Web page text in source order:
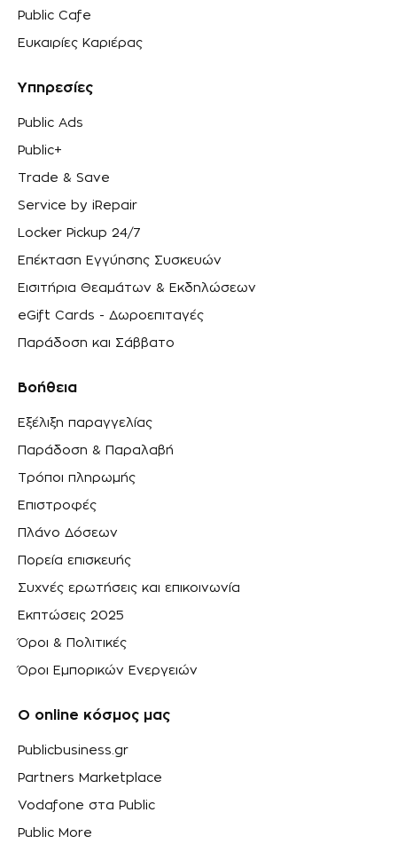
Public Cafe
Ευκαιρίες Καριέρας
Υπηρεσίες
Public Ads
Public+
Trade & Save
Service by iRepair
Locker Pickup 24/7
Επέκταση Εγγύησης Συσκευών
Εισιτήρια Θεαμάτων & Εκδηλώσεων
eGift Cards - Δωροεπιταγές
Παράδοση και Σάββατο
Βοήθεια
Εξέλιξη παραγγελίας
Παράδοση & Παραλαβή
Τρόποι πληρωμής
Επιστροφές
Πλάνο Δόσεων
Πορεία επισκευής
Συχνές ερωτήσεις και επικοινωνία
Εκπτώσεις 2025
Όροι & Πολιτικές
Όροι Εμπορικών Ενεργειών
Ο online κόσμος μας
Publicbusiness.gr
Partners Marketplace
Vodafone στα Public
Public More